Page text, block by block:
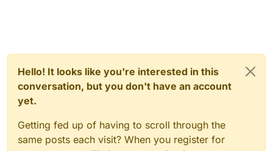
Hello! It looks like you're interested in this
conversation, but you don't have an account
yet.
Getting fed up of having to scroll through the
same posts each visit? When you register for